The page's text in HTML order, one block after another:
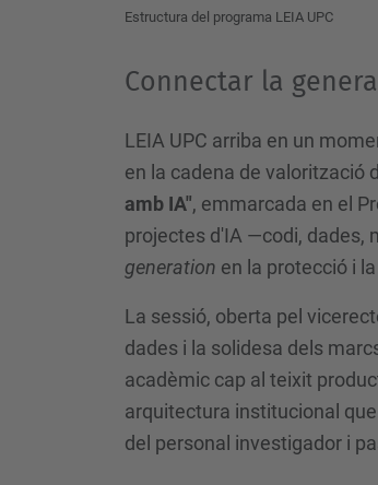
Estructura del programa LEIA UPC
Connectar la
LEIA UPC arriba en un
en la cadena de valorització
amb IA", emmarcada en el
projectes d'IA —codi, dades,
generation en la protecció i
La sessió, oberta pel
dades i la solidesa dels
acadèmic cap al teixit
arquitectura institucional
del personal investigador i